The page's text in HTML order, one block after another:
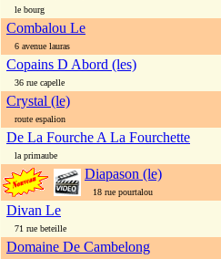
le bourg
Combalou Le
6 avenue lauras
Copains D Abord (les)
36 rue capelle
Crystal (le)
route espalion
De La Fourche A La Fourchette
la primaube
Diapason (le)
18 rue pourtalou
Divan Le
71 rue beteille
Domaine De Cambelong